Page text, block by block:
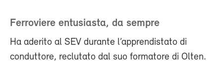
Ferroviere entusiasta, da sempre
Ha aderito al SEV durante l’apprendistato di
conduttore, reclutato dal suo formatore di Olten.